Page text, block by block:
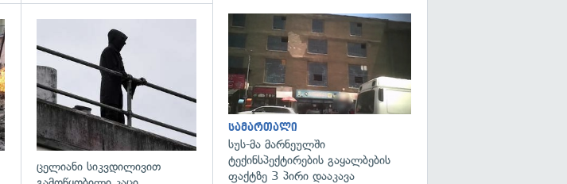
გადახედვა
ცელიანი სიკვდილივით
სამართალი
სუს-მა მარნეულში
ტექინსპექტირების გაყალბების
ფაქტზე 3 პირი დააკავა